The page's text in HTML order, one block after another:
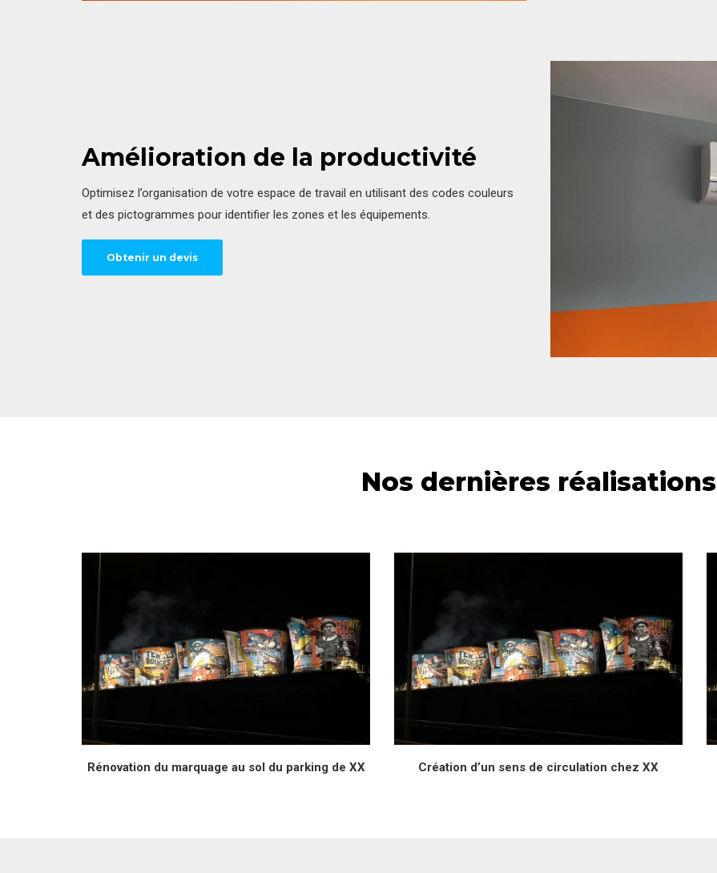
Amélioration de la productivité
Optimisez l’organisation de votre espace de travail en utilisant des codes couleurs
et des pictogrammes pour identifier les zones et les équipements.
Obtenir un devis
Nos dernières réalisations
Rénovation du marquage au sol du parking de XX Création d’un sens de circulation chez XX